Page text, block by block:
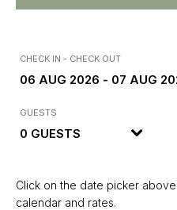
CHECK IN - CHECK OUT
GUESTS
Click on the date picker
calendar and rates.